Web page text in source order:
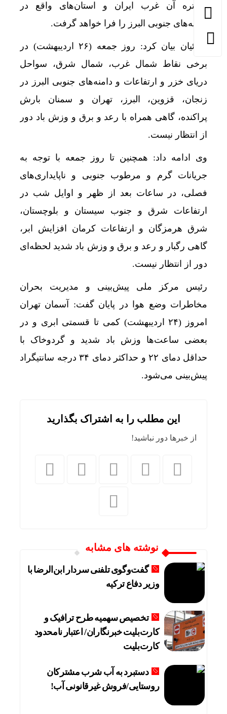
گستره آن غرب ایران و استان‌های واقع در
دامنه‌های جنوبی البرز را فرا خواهد گرفت.
ضیائیان بیان کرد: روز جمعه (۲۶ اردیبهشت‌) در
برخی نقاط شمال غرب، شمال شرق، سواحل
دریای خزر و ارتفاعات و دامنه‌های جنوبی البرز در
زنجان، قزوین، البرز، تهران و سمنان بارش
پراکنده، گاهی همراه با رعد و برق و وزش باد دور
از انتظار نیست.
وی ادامه داد: همچنین تا روز جمعه با توجه به
جریانات گرم و مرطوب جنوبی و ناپایداری‌های
فصلی، در ساعات بعد از ظهر و اوایل شب در
ارتفاعات شرق و جنوب سیستان و بلوچستان،
شرق هرمزگان و ارتفاعات کرمان افزایش ابر،
گاهی رگبار و رعد و برق و وزش باد شدید لحظه‌ای
دور از انتظار نیست.
رئیس مرکز ملی پیش‌بینی و مدیریت بحران
مخاطرات وضع هوا در پایان گفت: آسمان تهران
امروز (۲۴ اردیبهشت‌) کمی تا قسمتی ابری و در
بعضی ساعت‌ها وزش باد شدید و گردوخاک با
حداقل دمای ۲۲ و حداکثر دمای ۳۴ درجه سانتیگراد
پیش‌بینی می‌شود.
این مطلب را به اشتراک بگذارید
از خبرها دور نباشید!
نوشته های مشابه
گفت‌وگوی تلفنی سردار ابن‌الرضا با
وزیر دفاع ترکیه
تخصیص سهمیه طرح ترافیک و
کارت‌بلیت خبرنگاران/ اعتبار نامحدود
کارت‌بلیت
دستبرد به آب شرب مشترکان
روستایی/فروش غیرقانونی آب!